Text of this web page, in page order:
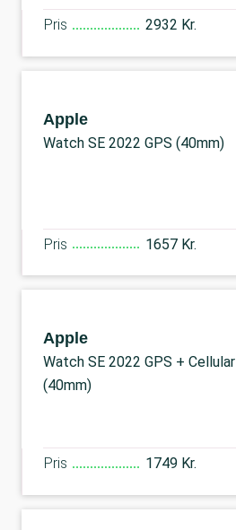
Pris 2932 Kr.
Apple
Watch SE 2022 GPS (40mm)
Pris 1657 Kr.
Apple
Watch SE 2022 GPS + Cellular
(40mm)
Pris 1749 Kr.